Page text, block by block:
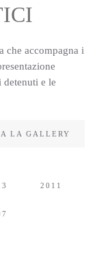
che accompagna i
detenuti e le
LA GALLERY
2011